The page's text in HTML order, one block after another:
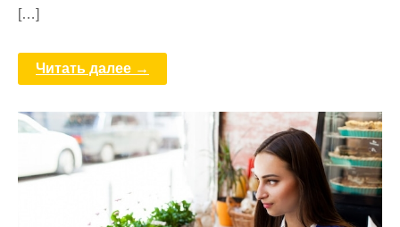
[…]
Читать далее →